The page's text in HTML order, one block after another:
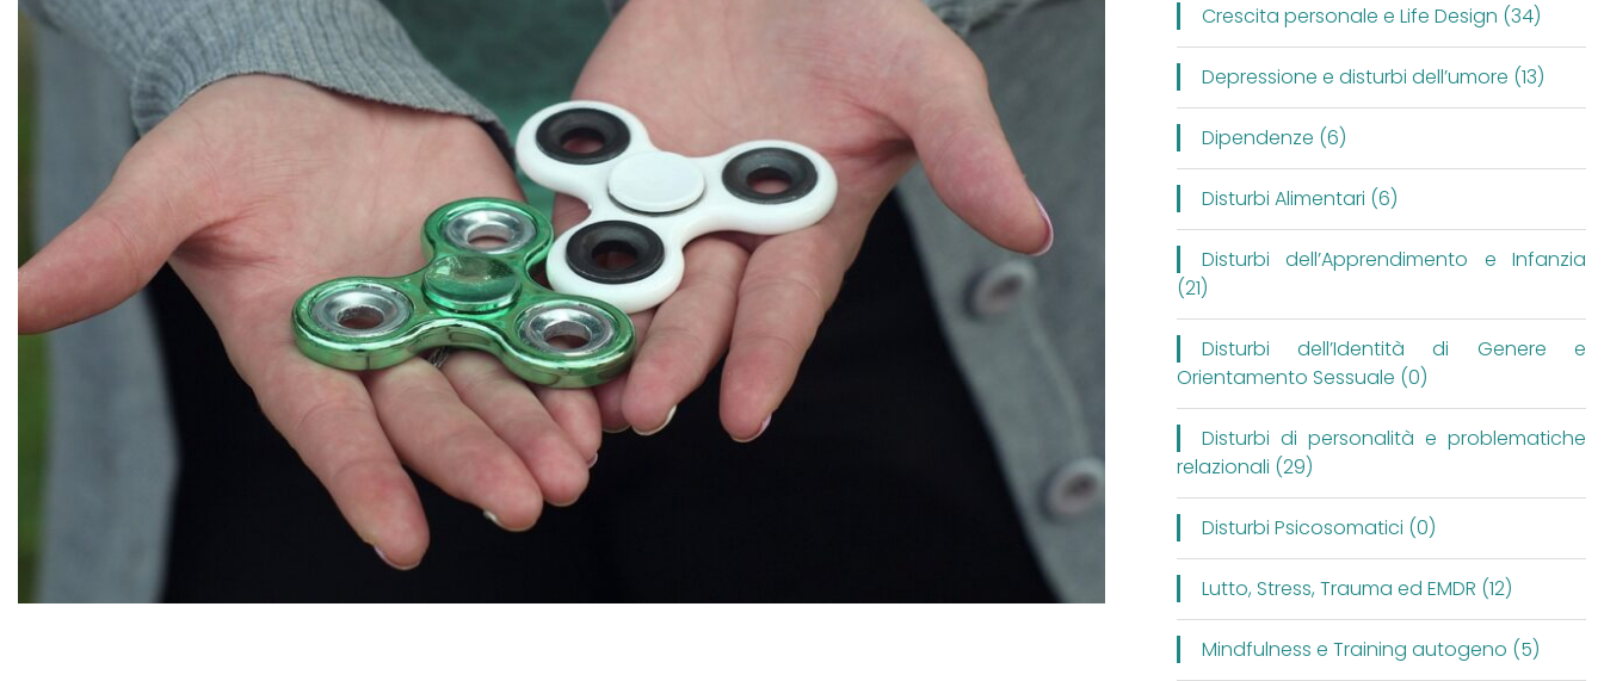
Crescita personale e Life Design (34)
Depressione e disturbi dell’umore (13)
Dipendenze (6)
Disturbi Alimentari (6)
Disturbi dell’Apprendimento e Infanzia
(21)
Disturbi dell’Identità di Genere e
Orientamento Sessuale (0)
Disturbi di personalità e problematiche
relazionali (29)
Disturbi Psicosomatici (0)
Lutto, Stress, Trauma ed EMDR (12)
Mindfulness e Training autogeno (5)